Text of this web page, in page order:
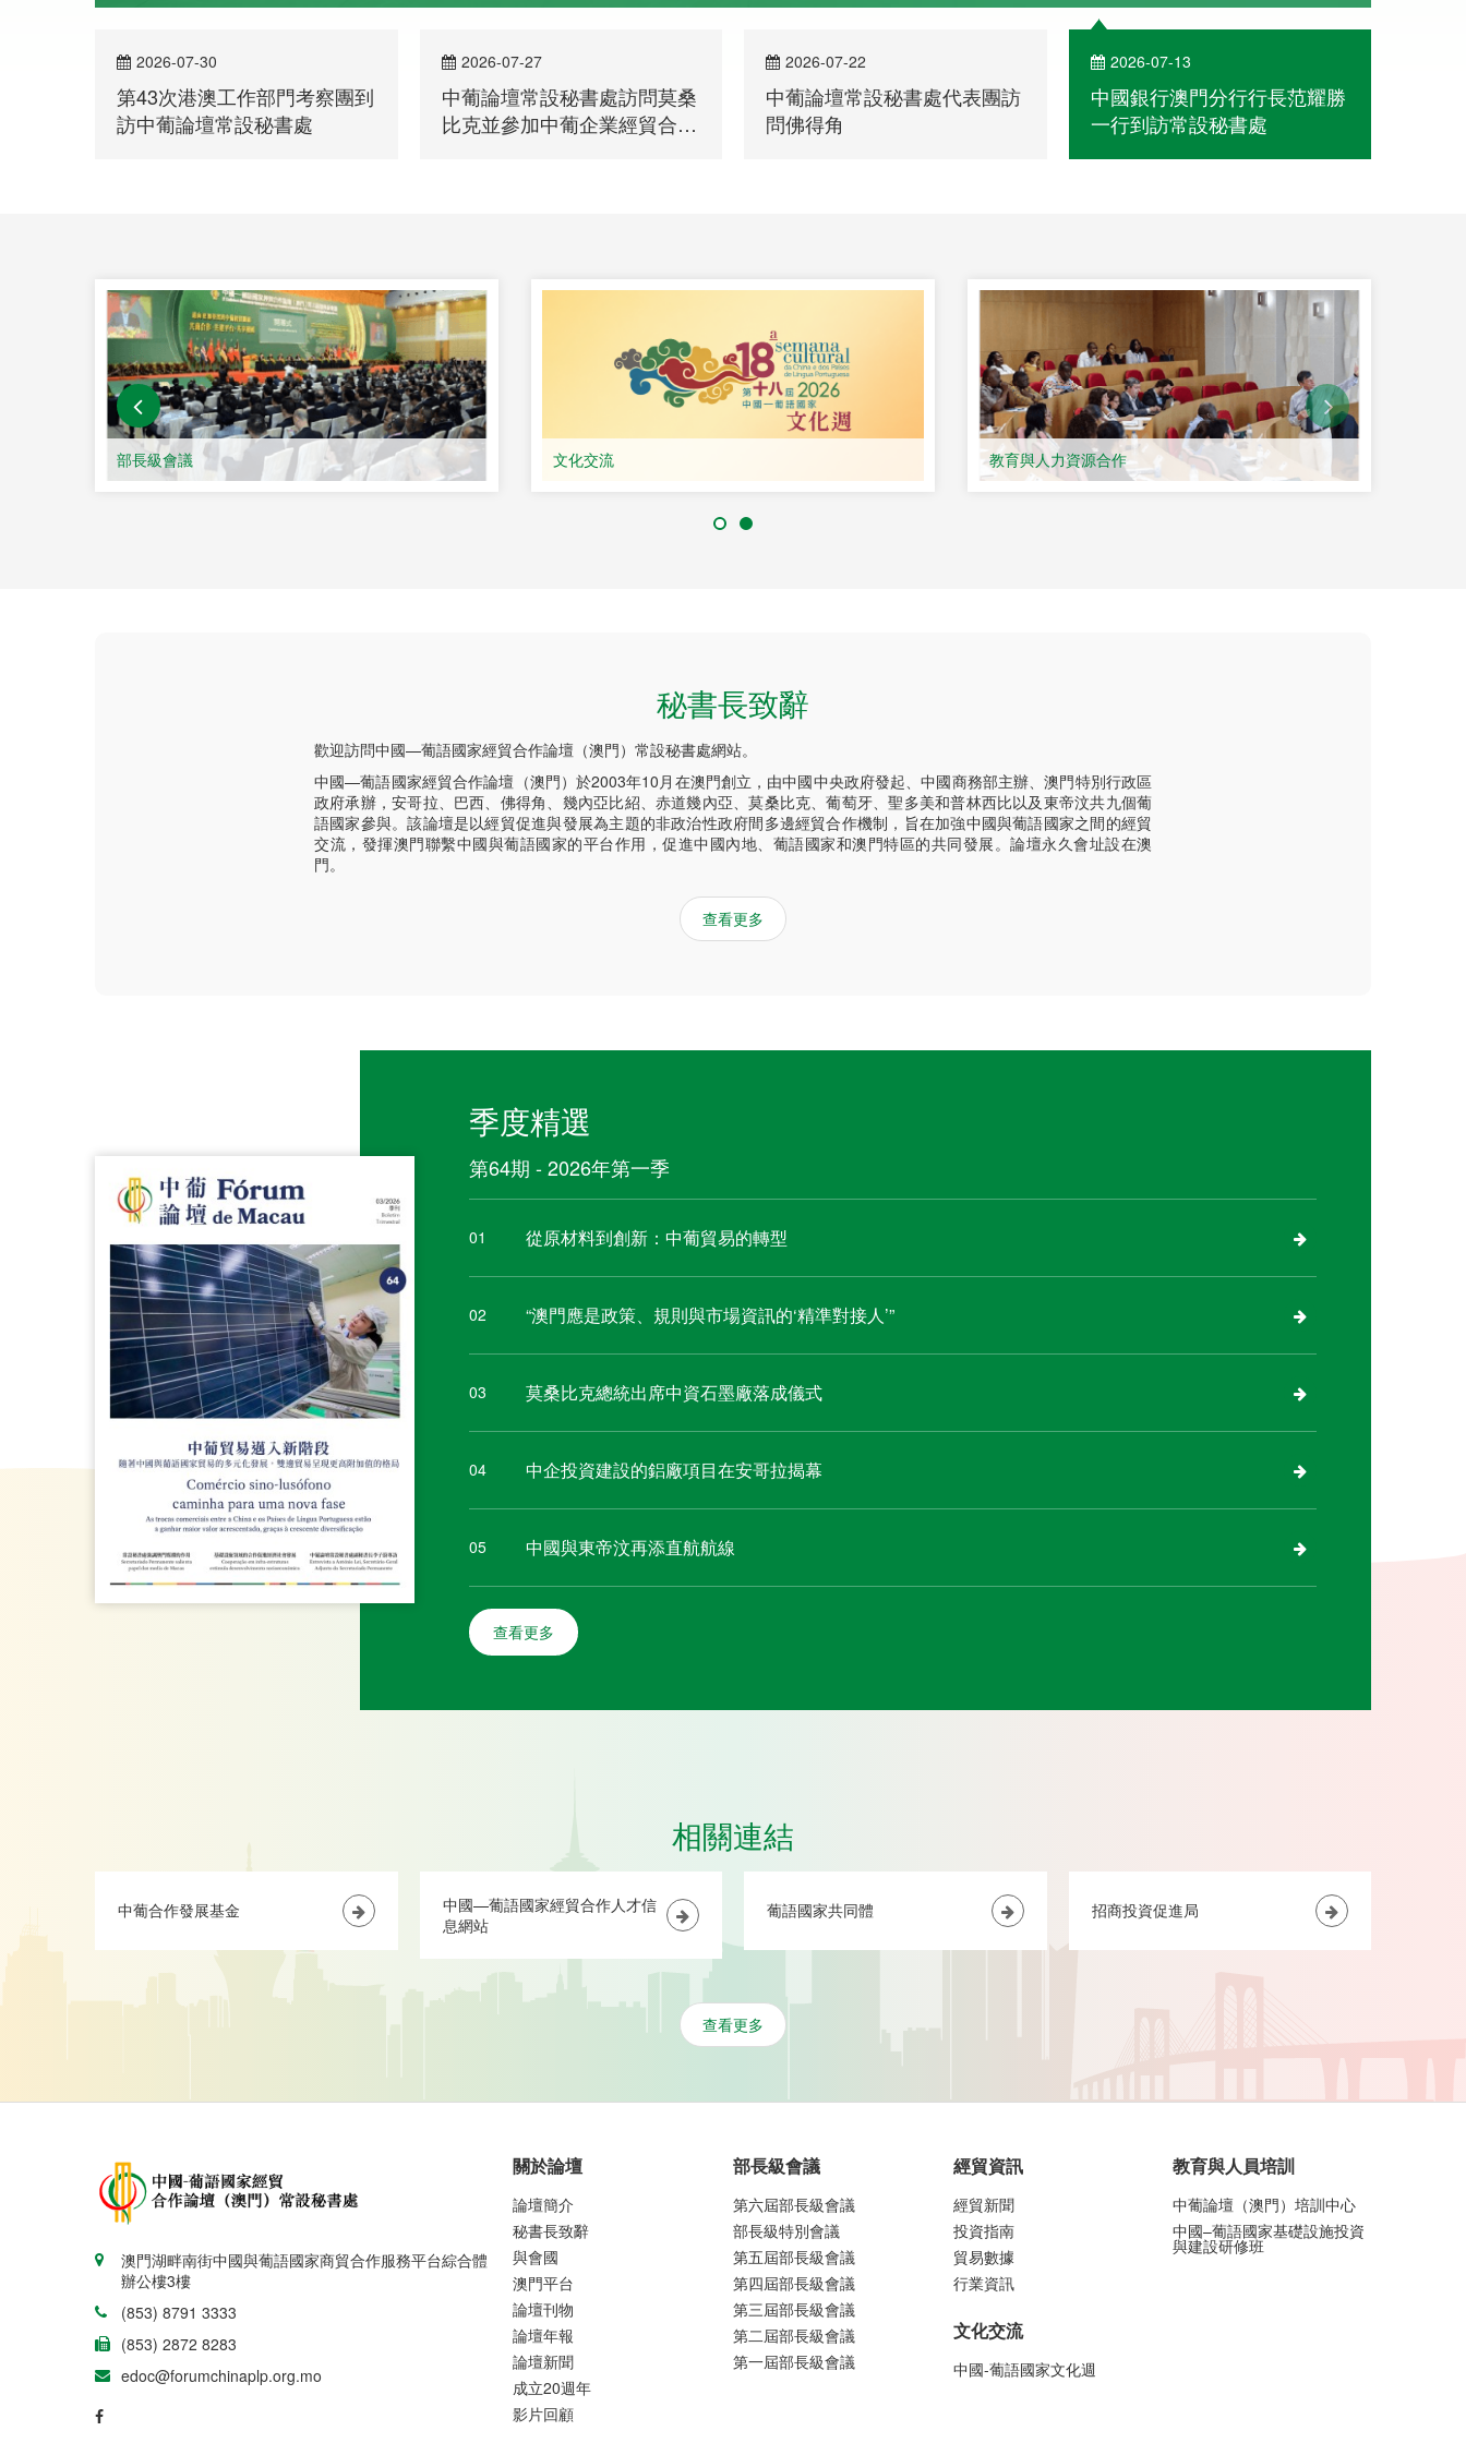
2026-07-30
第43次港澳工作部門考察團到
訪中葡論壇常設秘書處
2026-07-27
中葡論壇常設秘書處訪問莫桑
比克並參加中葡企業經貿合作
2026-07-22
中葡論壇常設秘書處代表團訪
問佛得角
2026-07-13
中國銀行澳門分行行長范耀勝
一行到訪常設秘書處
部長級會議 文化交流 教育與人力資源合作
秘書長致辭
歡迎訪問中國—葡語國家經貿合作論壇（澳門）常設秘書處網站。
中國—葡語國家經貿合作論壇（澳門）於2003年10月在澳門創立，由中國中央政府發起、中國商務部主辦、澳門特別行政區
政府承辦，安哥拉、巴西、佛得角、幾內亞比紹、赤道幾內亞、莫桑比克、葡萄牙、聖多美和普林西比以及東帝汶共九個葡
語國家參與。該論壇是以經貿促進與發展為主題的非政治性政府間多邊經貿合作機制，旨在加強中國與葡語國家之間的經貿
交流，發揮澳門聯繫中國與葡語國家的平台作用，促進中國內地、葡語國家和澳門特區的共同發展。論壇永久會址設在澳
門。
查看更多
季度精選
第64期 - 2026年第一季
01 從原材料到創新：中葡貿易的轉型
02 “澳門應是政策、規則與市場資訊的‘精準對接人’”
03 莫桑比克總統出席中資石墨廠落成儀式
04 中企投資建設的鋁廠項目在安哥拉揭幕
05 中國與東帝汶再添直航航線
查看更多
相關連結
中葡合作發展基金
中國—葡語國家經貿合作人才信
息網站
葡語國家共同體 招商投資促進局
查看更多
澳門湖畔南街中國與葡語國家商貿合作服務平台綜合體
辦公樓3樓
(853) 8791 3333
(853) 2872 8283
edoc@forumchinaplp.org.mo
關於論壇
論壇簡介
秘書長致辭
與會國
澳門平台
論壇刊物
論壇年報
論壇新聞
成立20週年
影片回顧
部長級會議
第六屆部長級會議
部長級特別會議
第五屆部長級會議
第四屆部長級會議
第三屆部長級會議
第二屆部長級會議
第一屆部長級會議
經貿資訊
經貿新聞
投資指南
貿易數據
行業資訊
文化交流
中國-葡語國家文化週
教育與人員培訓
中葡論壇（澳門）培訓中心
中國–葡語國家基礎設施投資
與建設研修班